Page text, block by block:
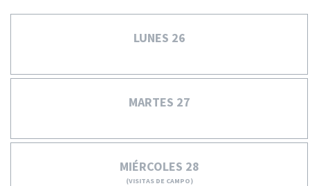
LUNES 26
MARTES 27
MIÉRCOLES 28
(VISITAS DE CAMPO)